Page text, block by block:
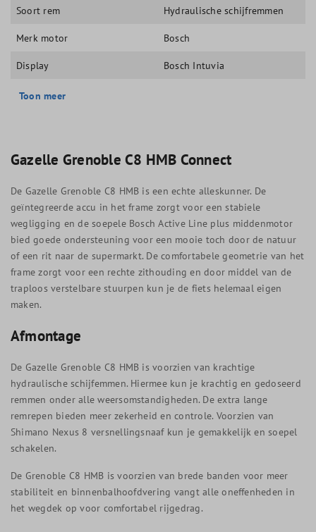
Soort rem Hydraulische schijfremmen
Merk motor Bosch
Display Bosch Intuvia
Toon meer
Gazelle Grenoble C8 HMB Connect
De Gazelle Grenoble C8 HMB is een echte alleskunner. De
geïntegreerde accu in het frame zorgt voor een stabiele
wegligging en de soepele Bosch Active Line plus middenmotor
bied goede ondersteuning voor een mooie toch door de natuur
of een rit naar de supermarkt. De comfortabele geometrie van het
frame zorgt voor een rechte zithouding en door middel van de
traploos verstelbare stuurpen kun je de fiets helemaal eigen
maken.
Afmontage
De Gazelle Grenoble C8 HMB is voorzien van krachtige
hydraulische schijfemmen. Hiermee kun je krachtig en gedoseerd
remmen onder alle weersomstandigheden. De extra lange
remrepen bieden meer zekerheid en controle. Voorzien van
Shimano Nexus 8 versnellingsnaaf kun je gemakkelijk en soepel
schakelen.
De Grenoble C8 HMB is voorzien van brede banden voor meer
stabiliteit en binnenbalhoofdvering vangt alle oneffenheden in
het wegdek op voor comfortabel rijgedrag.